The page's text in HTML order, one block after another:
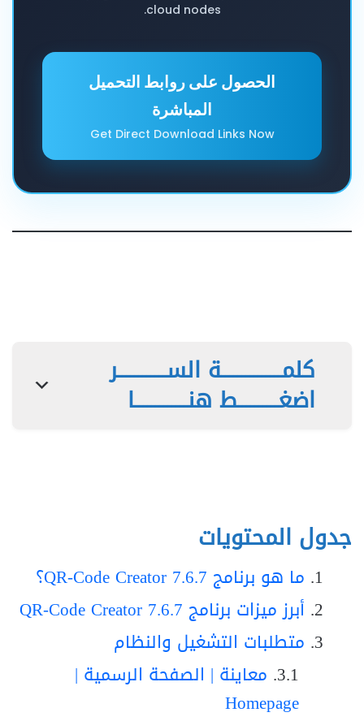
cloud nodes.
الحصول على روابط التحميل
المباشرة
Get Direct Download Links Now
كلمـــــــــــــــة الســــــــــــر
اضغــــــــــط هنـــــــــــــا
جدول المحتويات
ما هو برنامج QR-Code Creator 7.6.7؟
أبرز ميزات برنامج QR-Code Creator 7.6.7
متطلبات التشغيل والنظام
معاينة | الصفحة الرسمية |
Homepage